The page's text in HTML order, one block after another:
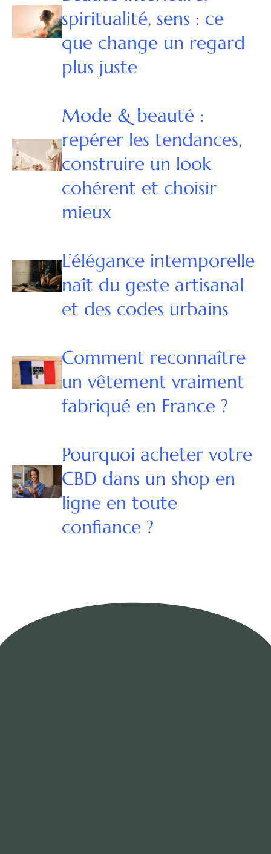
spiritualité, sens : ce
que change un regard
plus juste
Mode & beauté :
repérer les tendances,
construire un look
cohérent et choisir
mieux
L’élégance intemporelle
naît du geste artisanal
et des codes urbains
Comment reconnaître
un vêtement vraiment
fabriqué en France ?
Pourquoi acheter votre
CBD dans un shop en
ligne en toute
confiance ?